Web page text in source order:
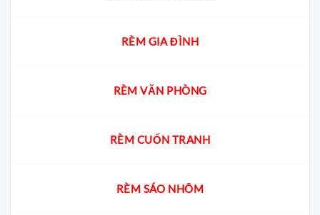
RÈM GIA ĐÌNH
RÈM VĂN PHÒNG
RÈM CUỐN TRANH
RÈM SÁO NHÔM